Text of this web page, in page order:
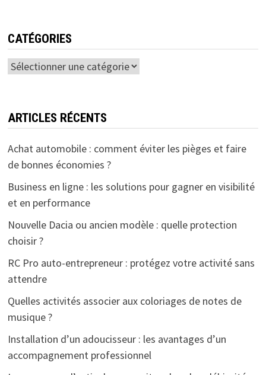
CATÉGORIES
Catégories
ARTICLES RÉCENTS
Achat automobile : comment éviter les pièges et faire
de bonnes économies ?
Business en ligne : les solutions pour gagner en visibilité
et en performance
Nouvelle Dacia ou ancien modèle : quelle protection
choisir ?
RC Pro auto-entrepreneur : protégez votre activité sans
attendre
Quelles activités associer aux coloriages de notes de
musique ?
Installation d’un adoucisseur : les avantages d’un
accompagnement professionnel